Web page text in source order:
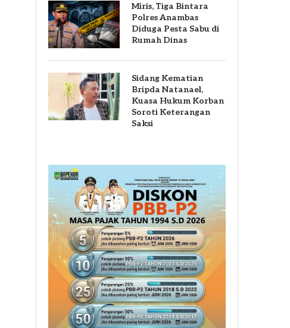
Miris, Tiga Bintara
Polres Anambas
Diduga Pesta Sabu di
Rumah Dinas
Sidang Kematian
Bripda Natanael,
Kuasa Hukum Korban
Soroti Keterangan
Saksi